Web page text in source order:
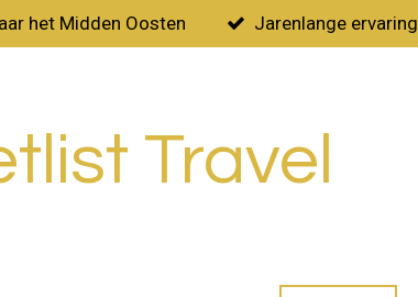
het Midden Oosten Jarenlange ervaring
Travel